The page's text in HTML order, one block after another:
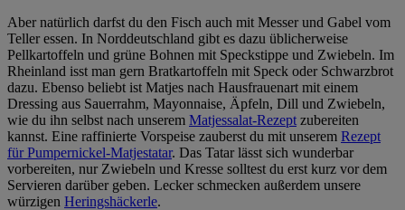
Aber natürlich darfst du den Fisch auch mit Messer und Gabel vom
Teller essen. In Norddeutschland gibt es dazu üblicherweise
Pellkartoffeln und grüne Bohnen mit Speckstippe und Zwiebeln. Im
Rheinland isst man gern Bratkartoffeln mit Speck oder Schwarzbrot
dazu. Ebenso beliebt ist Matjes nach Hausfrauenart mit einem
Dressing aus Sauerrahm, Mayonnaise, Äpfeln, Dill und Zwiebeln,
wie du ihn selbst nach unserem Matjessalat-Rezept zubereiten
kannst. Eine raffinierte Vorspeise zauberst du mit unserem Rezept
für Pumpernickel-Matjestatar. Das Tatar lässt sich wunderbar
vorbereiten, nur Zwiebeln und Kresse solltest du erst kurz vor dem
Servieren darüber geben. Lecker schmecken außerdem unsere
würzigen Heringshäckerle.